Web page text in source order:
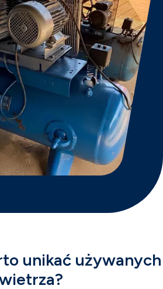
unikać używanych